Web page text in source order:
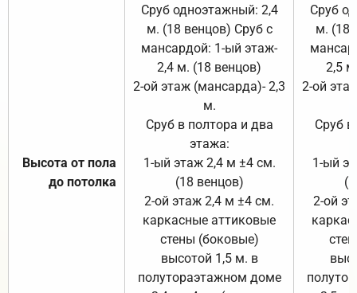
Высота от пола
до потолка
Сруб одноэтажный: 2,4
м. (18 венцов) Сруб с
мансардой: 1-ый этаж-
2,4 м. (18 венцов)
2-ой этаж (мансарда)- 2,3
м.
Сруб в полтора и два
этажа:
1-ый этаж 2,4 м ±4 см.
(18 венцов)
2-ой этаж 2,4 м ±4 см.
каркасные аттиковые
стены (боковые)
высотой 1,5 м. в
полутораэтажном доме
Сруб
м. (18
2,5
2-ой
Сруб
1-ый
2-ой